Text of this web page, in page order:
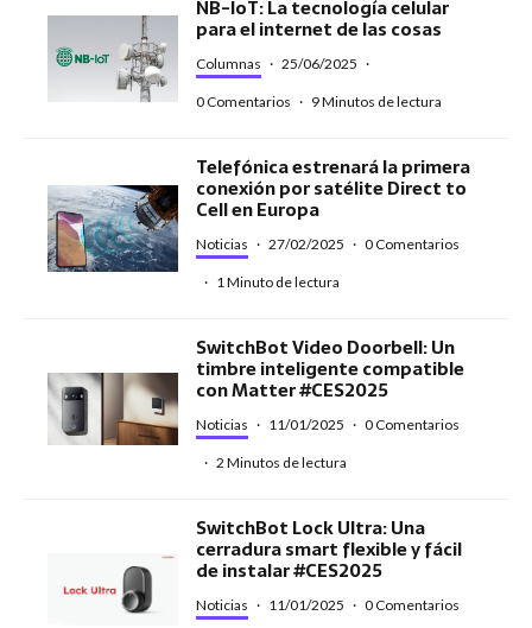
NB-IoT: La tecnología celular
para el internet de las cosas
Columnas · 25/06/2025 ·
0 Comentarios · 9 Minutos de lectura
Telefónica estrenará la primera
conexión por satélite Direct to
Cell en Europa
Noticias · 27/02/2025 · 0 Comentarios
· 1 Minuto de lectura
SwitchBot Video Doorbell: Un
timbre inteligente compatible
con Matter #CES2025
Noticias · 11/01/2025 · 0 Comentarios
· 2 Minutos de lectura
SwitchBot Lock Ultra: Una
cerradura smart flexible y fácil
de instalar #CES2025
Noticias · 11/01/2025 · 0 Comentarios